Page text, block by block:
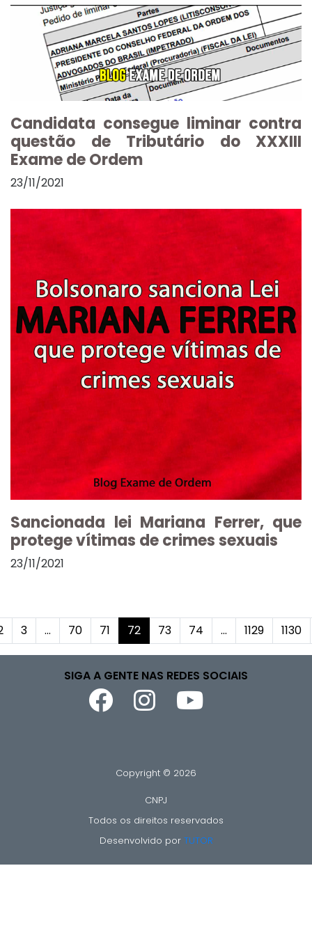
Candidata consegue liminar contra
questão de Tributário do XXXIII
Exame de Ordem
23/11/2021
Sancionada lei Mariana Ferrer, que
protege vítimas de crimes sexuais
23/11/2021
3 ... 70 71 72 73 74 ... 1129 1130
SIGA A GENTE NAS REDES SOCIAIS
Copyright © 2026
CNPJ
Todos os direitos reservados
Desenvolvido por TUTOR